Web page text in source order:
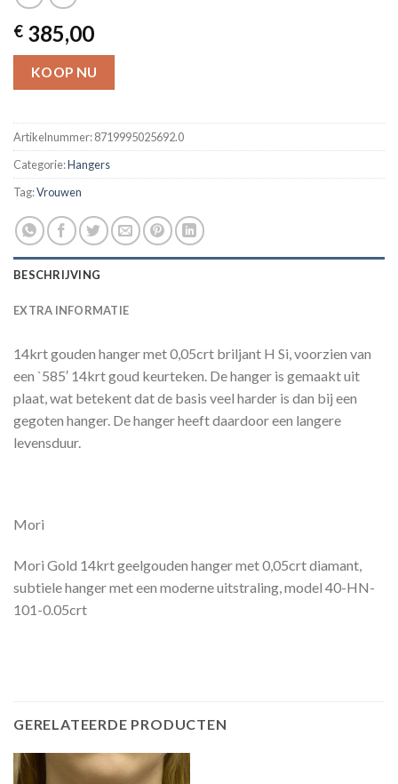
€ 385,00
KOOP NU
Artikelnummer:8719995025692.0
Categorie:Hangers
Tag:Vrouwen
BESCHRIJVING
EXTRA INFORMATIE
14krt gouden hanger met 0,05crt briljant H Si, voorzien van
een `585′ 14krt goud keurteken. De hanger is gemaakt uit
plaat, wat betekent dat de basis veel harder is dan bij een
gegoten hanger. De hanger heeft daardoor een langere
levensduur.
Mori
Mori Gold 14krt geelgouden hanger met 0,05crt diamant,
subtiele hanger met een moderne uitstraling, model 40-HN-
101-0.05crt
GERELATEERDE PRODUCTEN